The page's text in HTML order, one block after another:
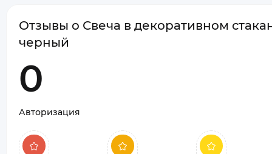
Отзывы о Свеча в декоративном
черный
0
Авторизация